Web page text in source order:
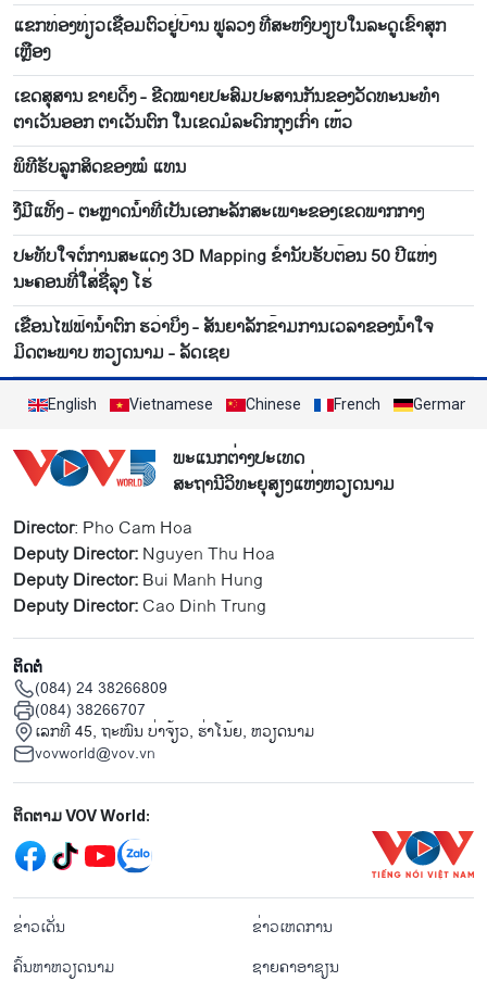
ແຂກທ່ອງທ່ຽວເຊື່ອມຕົວຢູ່ບ້ານ ຟູລວງ ທີ່ສະຫງົບງຽບໃນລະດູເຂົ້າສຸກ
ເຫຼືອງ
ເຂດສຸສານ ຂາຍດິ້ງ - ຂີດໝາຍປະສົມປະສານກັນຂອງວັດທະນະທຳ
ຕາເວັນອອກ ຕາເວັນຕົກ ໃນເຂດມໍລະດົກກຸງເກົ່າ ເຫ້ວ
ພິທີຮັບລູກສິດຂອງໝໍ ແທນ
ງືມີແທັ້ງ - ຕະຫຼາດນ້ຳທີ່ເປັນເອກະລັກສະເພາະຂອງເຂດພາກກາງ
ປະທັບໃຈຕໍ່ການສະແດງ 3D Mapping ຂ່ຳນັບຮັບຕ້ອນ 50 ປີແຫ່ງ
ນະຄອນທີ່ໃສ່ຊື່ລຸງ ໂຮ່
ເຂື່ອນໄຟຟ້ານ້ຳຕົກ ຮວ່າບິ່ງ - ສັນຍາລັກຂ້າມການເວລາຂອງນ້ຳໃຈ
ມິດຕະພາບ ຫວຽດນາມ - ລັດເຊຍ
English Vietnamese Chinese French German
ພະແນກຕ່າງປະເທດ
ສະຖານີວິທະຍຸສຽງແຫ່ງຫວຽດນາມ
Director: Pho Cam Hoa
Deputy Director:Nguyen Thu Hoa
Deputy Director:Bui Manh Hung
Deputy Director:Cao Dinh Trung
ຕິດຕໍ່
(084) 24 38266809
(084) 38266707
ເລກທີ 45, ຖະໜົນ ບ່າ​ຈ້ຽວ, ຮ່າ​ໂນ້ຍ, ຫວຽດນາມ
vovworld@vov.vn
Mạng xã hội
ຕິດຕາມ VOV World:
menu footer tiếng Lào
ຂ່າວເດັ່ນ
ຂ່າວເຫດການ
ຄົ້ນຫາຫວຽດນາມ
ຊາຍຄາອາຊຽນ